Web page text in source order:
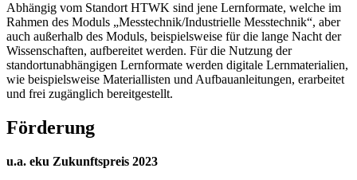
Abhängig vom Standort HTWK sind jene Lernformate, welche im
Rahmen des Moduls „Messtechnik/Industrielle Messtechnik“, aber
auch außerhalb des Moduls, beispielsweise für die lange Nacht der
Wissenschaften, aufbereitet werden. Für die Nutzung der
standortunabhängigen Lernformate werden digitale Lernmaterialien,
wie beispielsweise Materiallisten und Aufbauanleitungen, erarbeitet
und frei zugänglich bereitgestellt.
Förderung
u.a. eku Zukunftspreis 2023